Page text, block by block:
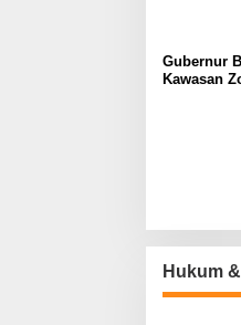
Gubernur
Kawasan
Hukum